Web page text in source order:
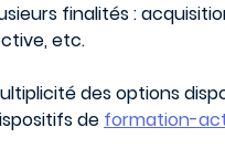
finalités :
etc.
des options
de formation-